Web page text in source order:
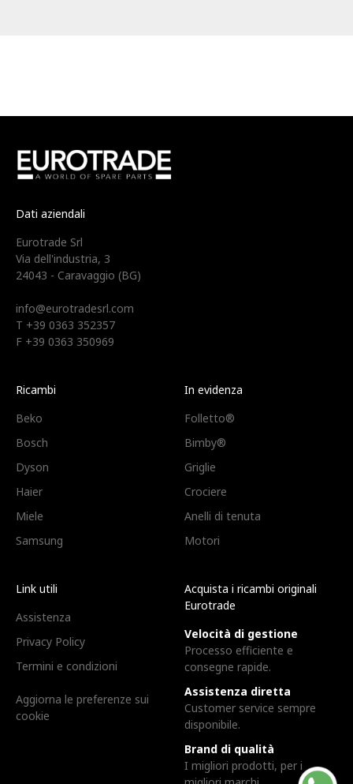
Dati aziendali
Eurotrade Srl
Via dell'industria, 3
24043 - Caravaggio (BG)
info@eurotradesrl.com
T +39 0363 352357
F +39 0363 350969
Ricambi
Beko
Bosch
Dyson
Haier
Miele
Samsung
In evidenza
Folletto®
Bimby®
Griglie
Crociere
Anelli di tenuta
Motori
Link utili
Assistenza
Privacy Policy
Termini e condizioni
Aggiorna le preferenze sui
cookie
Acquista i ricambi originali
Eurotrade
Velocità di gestione
Processo efficiente e
consegne rapide.
Assistenza diretta
Customer service sempre
disponibile.
Brand di qualità
I migliori prodotti, per i